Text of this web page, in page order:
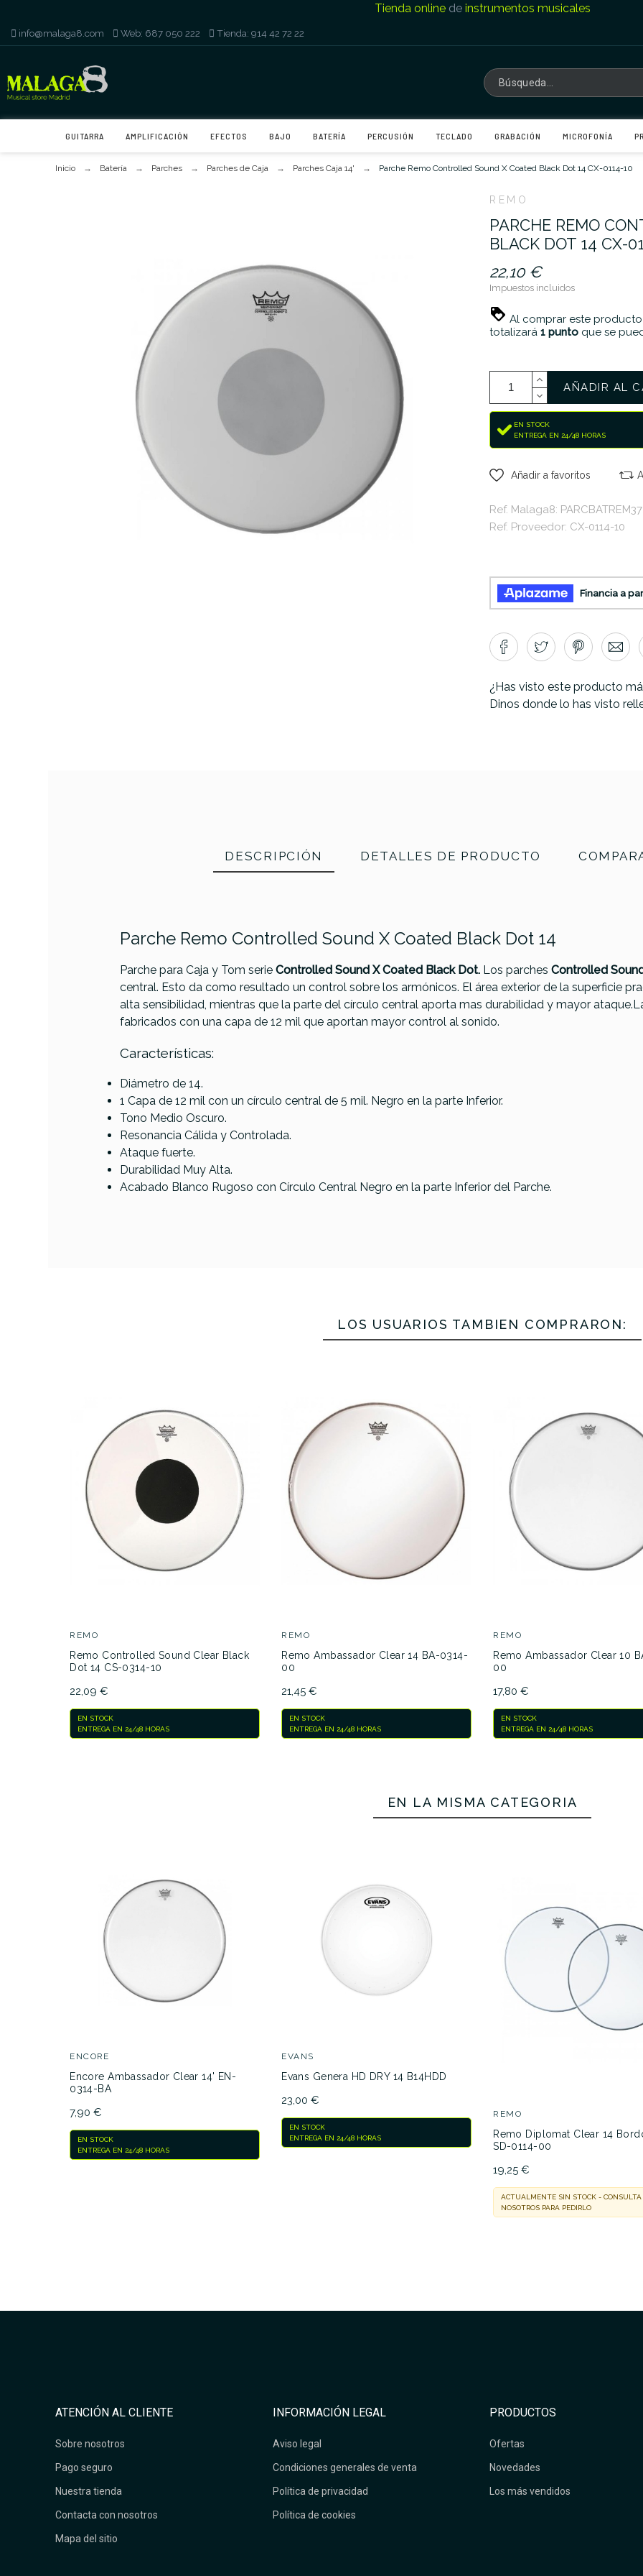
Tienda onlinede instrumentos musicales
info@malaga8.com Web: 687 050 222 Tienda: 914 42 72 22
GUITARRA AMPLIFICACIÓN EFECTOS BAJO BATERÍA PERCUSIÓN TECLADO GRABACIÓN MICROFONÍA
Inicio Batería Parches Parches de Caja Parches Caja 14' Parche Remo Controlled Sound X Coated Black Dot 14 CX-0114-10
REMO
PARCHE REMO
BLACK DOT 14 CX-
22,10 €
Impuestos incluidos
Al comprar este
totalizará 1 punto que se
AÑADIR AL
EN STOCK
ENTREGA EN 24/48 HORAS
Añadir a favoritos
Ref. Malaga8:
Ref. Proveedor: CX-0114-10
¿Has visto este producto
Dinos donde lo has visto
DESCRIPCIÓN DETALLES DE PRODUCTO
Parche Remo Controlled Sound X Coated Black Dot 14
Parche para Caja y Tom serieControlled Sound X Coated Black Dot. Los parchesControlled
central. Esto da como resultado un control sobre los armónicos. El área exterior de la superficie
alta sensibilidad, mientras que la parte del círculo central aporta mas durabilidad y mayor
fabricados con una capa de 12 mil que aportan mayor control al sonido.
Características:
Diámetro de 14.
1 Capa de 12 mil con un círculo central de 5 mil. Negro en la parte Inferior.
Tono Medio Oscuro.
Resonancia Cálida y Controlada.
Ataque fuerte.
Durabilidad Muy Alta.
Acabado Blanco Rugoso con Círculo Central Negro en la parte Inferior del Parche.
Referencia PARCBATREM375
PRODUCTO
Ludwig C1114
Big Fat Snare Drum
LOS USUARIOS TAMBIÉN COMPRARON:
REMO
Remo Controlled Sound Clear Black
Dot 14 CS-0314-10
22,09 €
EN STOCK
ENTREGA EN 24/48 HORAS
REMO
Remo Ambassador Clear 14 BA-0314-
00
21,45 €
EN STOCK
ENTREGA EN 24/48 HORAS
REMO
Remo Ambassador Clear 10
00
17,80 €
EN STOCK
ENTREGA EN 24/48 HORAS
EN LA MISMA CATEGORÍA
ENCORE
Encore Ambassador Clear 14' EN-
0314-BA
7,90 €
EN STOCK
ENTREGA EN 24/48 HORAS
EVANS
Evans Genera HD DRY 14 B14HDD
23,00 €
EN STOCK
ENTREGA EN 24/48 HORAS
REMO
Remo Diplomat Clear 14
SD-0114-00
19,25 €
ACTUALMENTE SIN STOCK - CONSULTA
NOSOTROS PARA PEDIRLO
ATENCIÓN AL CLIENTE
Sobre nosotros
Pago seguro
Nuestra tienda
Contacta con nosotros
Mapa del sitio
INFORMACIÓN LEGAL
Aviso legal
Condiciones generales de venta
Política de privacidad
Política de cookies
PRODUCTOS
Ofertas
Novedades
Los más vendidos